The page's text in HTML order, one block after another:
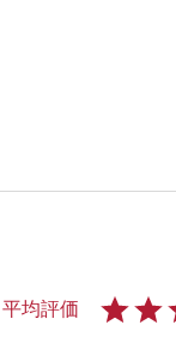
平均評価